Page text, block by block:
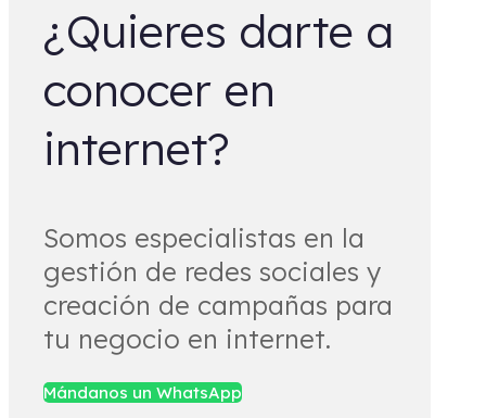
¿Quieres darte a
conocer en
internet?
Somos especialistas en la
gestión de redes sociales y
creación de campañas para
tu negocio en internet.
Mándanos un WhatsApp